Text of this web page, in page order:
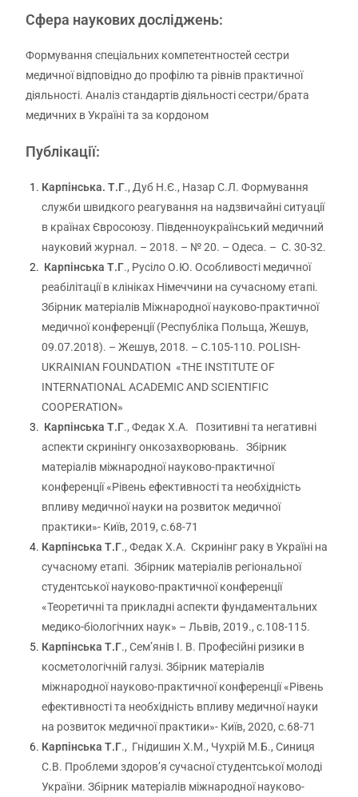
Сфера наукових досліджень:
Формування спеціальних компетентностей сестри
медичної відповідно до профілю та рівнів практичної
діяльності. Аналіз стандартів діяльності сестри/брата
медичних в Україні та за кордоном
Публікації:
Карпінська. Т.Г., Дуб Н.Є., Назар С.Л. Формування
служби швидкого реагування на надзвичайні ситуації
в країнах Євросоюзу. Південноукраїнський медичний
науковий журнал. – 2018. – № 20. – Одеса. – С. 30-32.
Карпінська Т.Г., Русіло О.Ю. Особливості медичної
реабілітації в клініках Німеччини на сучасному етапі.
Збірник матеріалів Міжнародної науково-практичної
медичної конференції (Республіка Польща, Жешув,
09.07.2018). – Жешув, 2018. – С.105-110. POLISH-
UKRAINIAN FOUNDATION «THE INSTITUTE OF
INTERNATIONAL ACADEMIC AND SCIENTIFIC
COOPERATION»
Карпінська Т.Г., Федак Х.А. Позитивні та негативні
аспекти скринінгу онкозахворювань. Збірник
матеріалів міжнародної науково-практичної
конференції «Рівень ефективності та необхідність
впливу медичної науки на розвиток медичної
практики»- Київ, 2019, с.68-71
Карпінська Т.Г., Федак Х.А. Скринінг раку в Україні на
сучасному етапі. Збірник матеріалів регіональної
студентської науково-практичної конференції
«Теоретичні та прикладні аспекти фундаментальних
медико-біологічних наук» – Львів, 2019., с.108-115.
Карпінська Т.Г., Сем’янів І. В. Професійні ризики в
косметологічній галузі. Збірник матеріалів
міжнародної науково-практичної конференції «Рівень
ефективності та необхідність впливу медичної науки
на розвиток медичної практики»- Київ, 2020, с.68-71
Карпінська Т.Г., Гнідишин Х.М., Чухрій М.Б., Синиця
С.В. Проблеми здоров’я сучасної студентської молоді
України. Збірник матеріалів міжнародної науково-